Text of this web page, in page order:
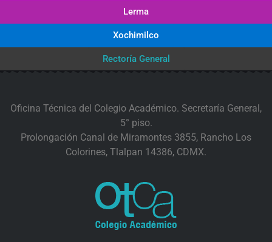
Lerma
Xochimilco
Rectoría General
Oficina Técnica del Colegio Académico. Secretaría General,
5° piso.
Prolongación Canal de Miramontes 3855, Rancho Los
Colorines, Tlalpan 14386, CDMX.